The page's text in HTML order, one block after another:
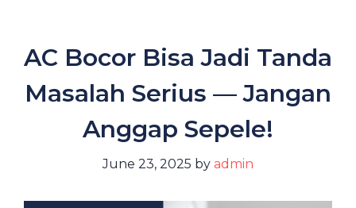
AC Bocor Bisa Jadi Tanda
Masalah Serius — Jangan
Anggap Sepele!
June 23, 2025 by admin